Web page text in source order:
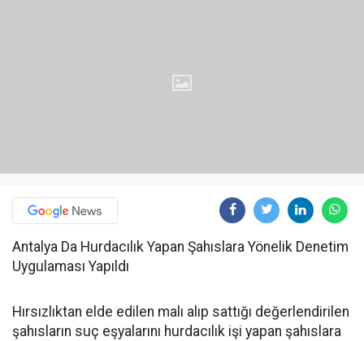
Antalya Da Hurdacılık Yapan Şahıslara Yönelik Denetim
Uygulaması Yapıldı
Hırsızlıktan elde edilen malı alıp sattığı değerlendirilen
şahısların suç eşyalarını hurdacılık işi yapan şahıslara